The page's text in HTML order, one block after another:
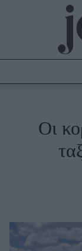
Culture
Fashion
Skincare
Οι